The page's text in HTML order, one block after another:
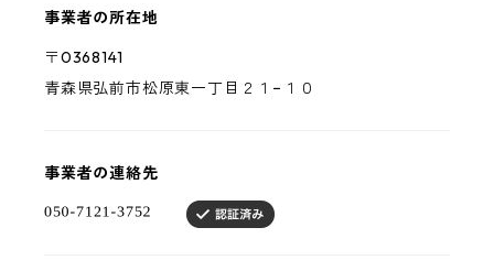
事業者の所在地
〒0368141
青森県弘前市松原東一丁目２１−１０
事業者の連絡先